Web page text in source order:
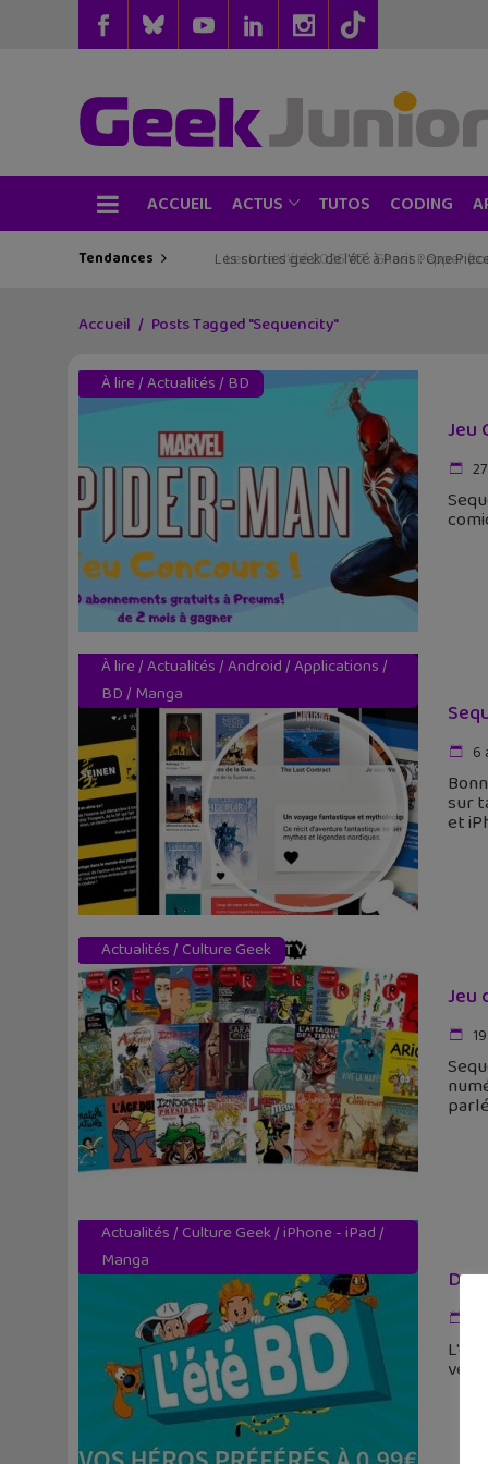
ACCUEIL ACTUS TUTOS CODING
Tendances Les sorties geek de l’été à Paris : One
Accueil Posts Tagged "Sequencity"
À lire/Actualités/ BD
Jeu
À lire/Actualités/Android/Applications/
BD/ Manga
6
sur
et
Actualités/ Culture Geek
Jeu
Actualités/ Culture Geek/iPhone - iPad/
Manga